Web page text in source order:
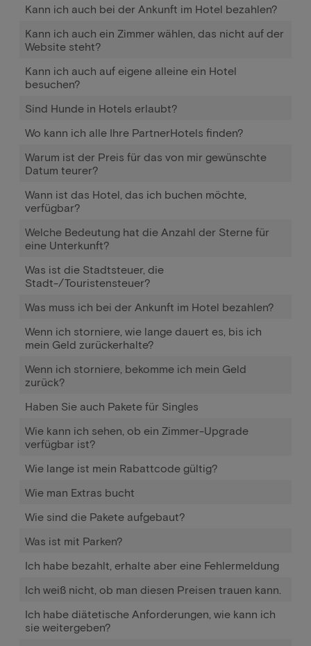
Kann ich auch bei der Ankunft im Hotel bezahlen?
Kann ich auch ein Zimmer wählen, das nicht auf der
Website steht?
Kann ich auch auf eigene alleine ein Hotel
besuchen?
Sind Hunde in Hotels erlaubt?
Wo kann ich alle Ihre PartnerHotels finden?
Warum ist der Preis für das von mir gewünschte
Datum teurer?
Wann ist das Hotel, das ich buchen möchte,
verfügbar?
Welche Bedeutung hat die Anzahl der Sterne für
eine Unterkunft?
Was ist die Stadtsteuer, die
Stadt-/Touristensteuer?
Was muss ich bei der Ankunft im Hotel bezahlen?
Wenn ich storniere, wie lange dauert es, bis ich
mein Geld zurückerhalte?
Wenn ich storniere, bekomme ich mein Geld
zurück?
Haben Sie auch Pakete für Singles
Wie kann ich sehen, ob ein Zimmer-Upgrade
verfügbar ist?
Wie lange ist mein Rabattcode gültig?
Wie man Extras bucht
Wie sind die Pakete aufgebaut?
Was ist mit Parken?
Ich habe bezahlt, erhalte aber eine Fehlermeldung
Ich weiß nicht, ob man diesen Preisen trauen kann.
Ich habe diätetische Anforderungen, wie kann ich
sie weitergeben?